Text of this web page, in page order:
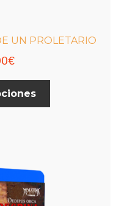
UN PROLETARIO
€Rango
de
precios:
9,00€